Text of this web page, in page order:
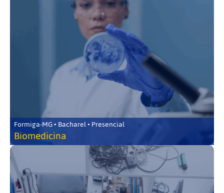
Formiga-MG • Bacharel • Presencial
Biomedicina